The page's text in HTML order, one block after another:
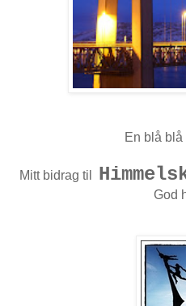
En blå blå
Mitt bidrag til
God